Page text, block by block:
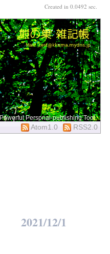
Powerful Perspnal-publishing Tool
RSS2.0
Atom1.0
2021/12/1
Created in 0.0492 sec.